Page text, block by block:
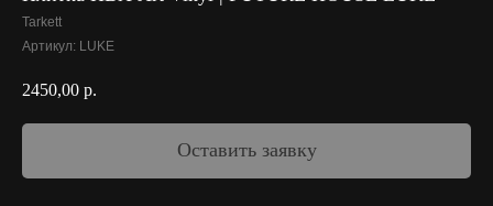
Tarkett
Артикул: LUKE
2450,00 р.
Оставить заявку